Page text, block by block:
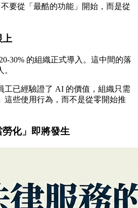
不要從「最酷的功能」開始，而是從
上
30% 的組織正式導入。這中間的落
已經驗證了 AI 的價值，組織只需
這些使用行為，而不是從零開始推
化」即將發生